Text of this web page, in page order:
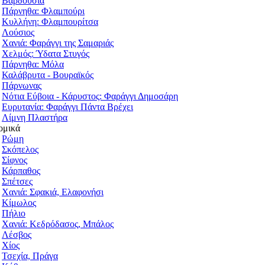
Πάρνηθα: Φλαμπούρι
Κυλλήνη: Φλαμπουρίτσα
Λούσιος
Χανιά: Φαράγγι της Σαμαριάς
Χελμός: Ύδατα Στυγός
Πάρνηθα: Μόλα
Καλάβρυτα - Βουραϊκός
Πάρνωνας
Νότια Εύβοια - Κάρυστος: Φαράγγι Δημοσάρη
Ευρυτανία: Φαράγγι Πάντα Βρέχει
Λίμνη Πλαστήρα
Ρώμη
Σκόπελος
Σίφνος
Κάρπαθος
Σπέτσες
Χανιά: Σφακιά, Ελαφονήσι
Κίμωλος
Πήλιο
Χανιά: Κεδρόδασος, Μπάλος
Λέσβος
Χίος
Τσεχία, Πράγα